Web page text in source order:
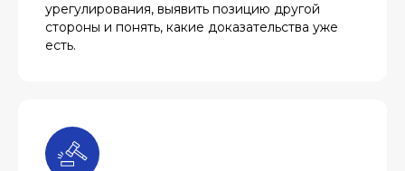
урегулирования, выявить позицию другой
стороны и понять, какие доказательства уже
есть.